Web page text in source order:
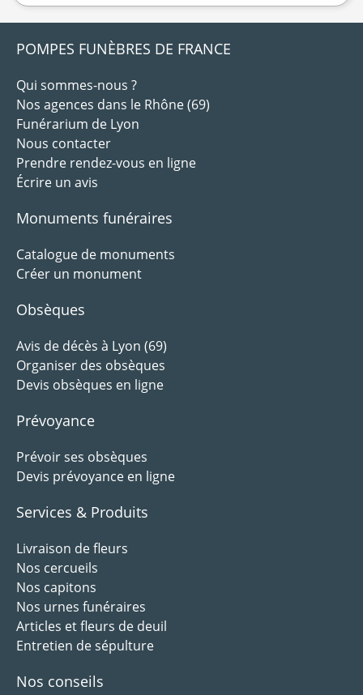
POMPES FUNÈBRES DE FRANCE
Qui sommes-nous ?
Nos agences dans le Rhône (69)
Funérarium de Lyon
Nous contacter
Prendre rendez-vous en ligne
Écrire un avis
Monuments funéraires
Catalogue de monuments
Créer un monument
Obsèques
Avis de décès à Lyon (69)
Organiser des obsèques
Devis obsèques en ligne
Prévoyance
Prévoir ses obsèques
Devis prévoyance en ligne
Services & Produits
Livraison de fleurs
Nos cercueils
Nos capitons
Nos urnes funéraires
Articles et fleurs de deuil
Entretien de sépulture
Nos conseils